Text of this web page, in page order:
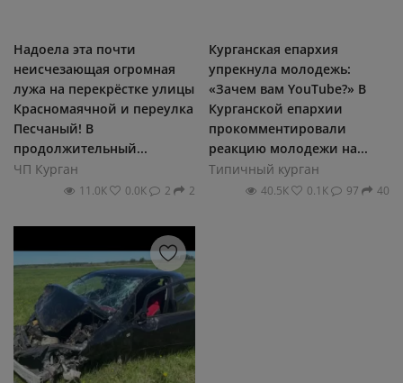
Надоела эта почти
неисчезающая огромная
лужа на перекрёстке улицы
Красномаячной и переулка
Песчаный! В
продолжительный...
ЧП Курган
11.0К 0.0К 2 2
Курганская епархия
упрекнула молодежь:
«Зачем вам YouTube?» В
Курганской епархии
прокомментировали
реакцию молодежи на...
Типичный курган
40.5К 0.1К 97 40